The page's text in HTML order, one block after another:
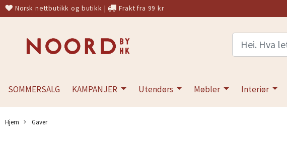
Norsk nettbutikk og butikk | Frakt fra 99 kr
SOMMERSALG KAMPANJER Utendørs Møbler Interiør
Hjem Gaver